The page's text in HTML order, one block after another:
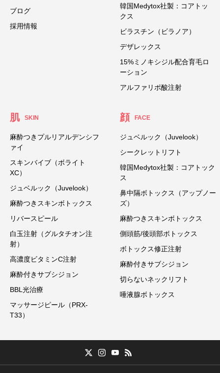
ブログ
採用情報
韓国Medytox社製：コアトッ
クス
ビラスチン（ビラノア）
デザレックス
15%ミノキシジル配合育毛ロ
ーション
アルファリポ酸注射
肌 SKIN
麻酔つきプルリアルデンシフ
ァイ
スキンバイブ（ボライト
XC）
ジュベルック（Juvelook）
麻酔つきスキンボトックス
リバースピール
白玉注射（グルタチオン注
射）
高濃度ビタミンC注射
麻酔付きサブシジョン
BBL光治療
マッサージピール（PRX-
T33）
顔 FACE
ジュベルック（Juvelook）
シークレットリフト
韓国Medytox社製：コアトック
ス
鼻中隔ボトックス（アップノー
ズ）
麻酔つきスキンボトックス
側頭筋/後頭部ボトックス
ボトックス修正注射
麻酔付きサブシジョン
切らないネックリフト
唾液腺ボトックス